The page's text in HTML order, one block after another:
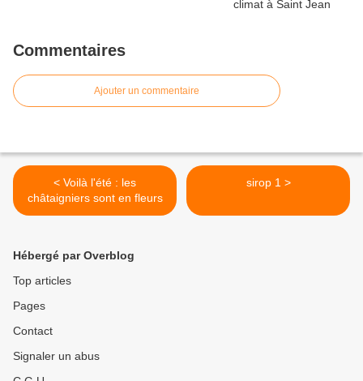
Commentaires
Ajouter un commentaire
< Voilà l'été : les
châtaigniers sont en fleurs
sirop 1 >
Hébergé par Overblog
Top articles
Pages
Contact
Signaler un abus